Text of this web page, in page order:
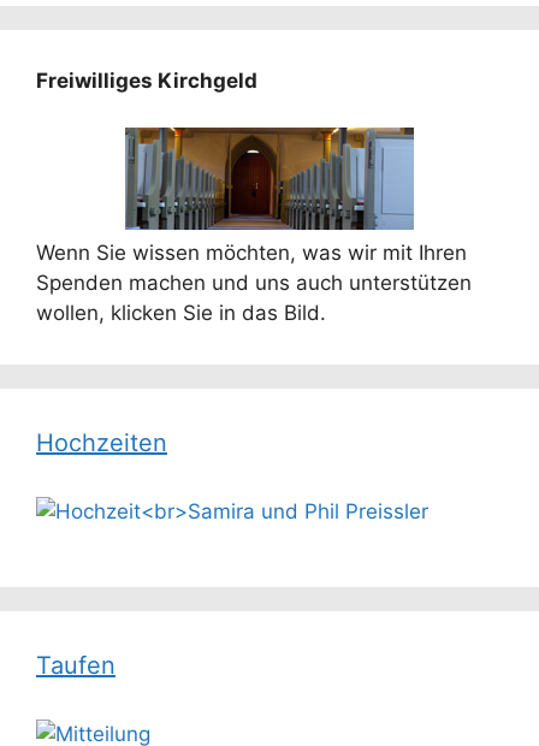
Freiwilliges Kirchgeld
Wenn Sie wissen möchten, was wir mit Ihren
Spenden machen und uns auch unterstützen
wollen, klicken Sie in das Bild.
Hochzeiten
Taufen